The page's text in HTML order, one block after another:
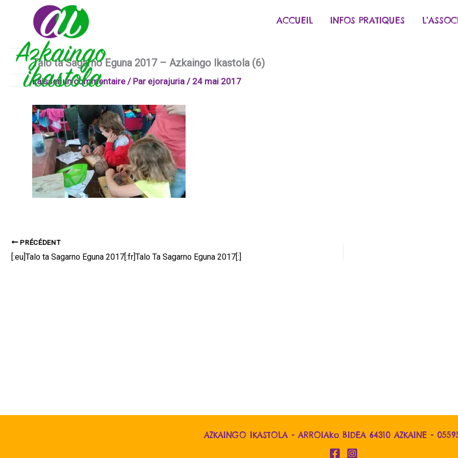
ACCUEIL INFOS PRATIQUES
Talo ta Sagarno Eguna 2017 – Azkaingo Ikastola (6)
Laisser un commentaire / Par ejorajuria / 24 mai 2017
PRÉCÉDENT
[:eu]Talo ta Sagarno Eguna 2017[:fr]Talo Ta Sagarno Eguna 2017[:]
AZKAINGO IKASTOLA - ARROIAko BIDEA 64310 AZKAINE -